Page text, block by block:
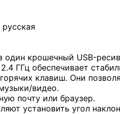
один крошечный USB-
ГГц обеспечивает
клавиш. Они
видео.
почту или браузер.
установить угол